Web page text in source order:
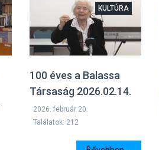
100 éves a Balassa
Társaság 2026.02.14.
KULTÚRA
2026. február 20.
Találatok: 212